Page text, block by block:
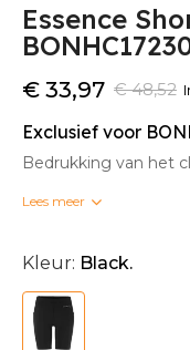
Essence
€ 48,52
€ 33,97
Exclusief voor
Bedrukking van het
Bedrukte
Lees meer
Kleur: Black.